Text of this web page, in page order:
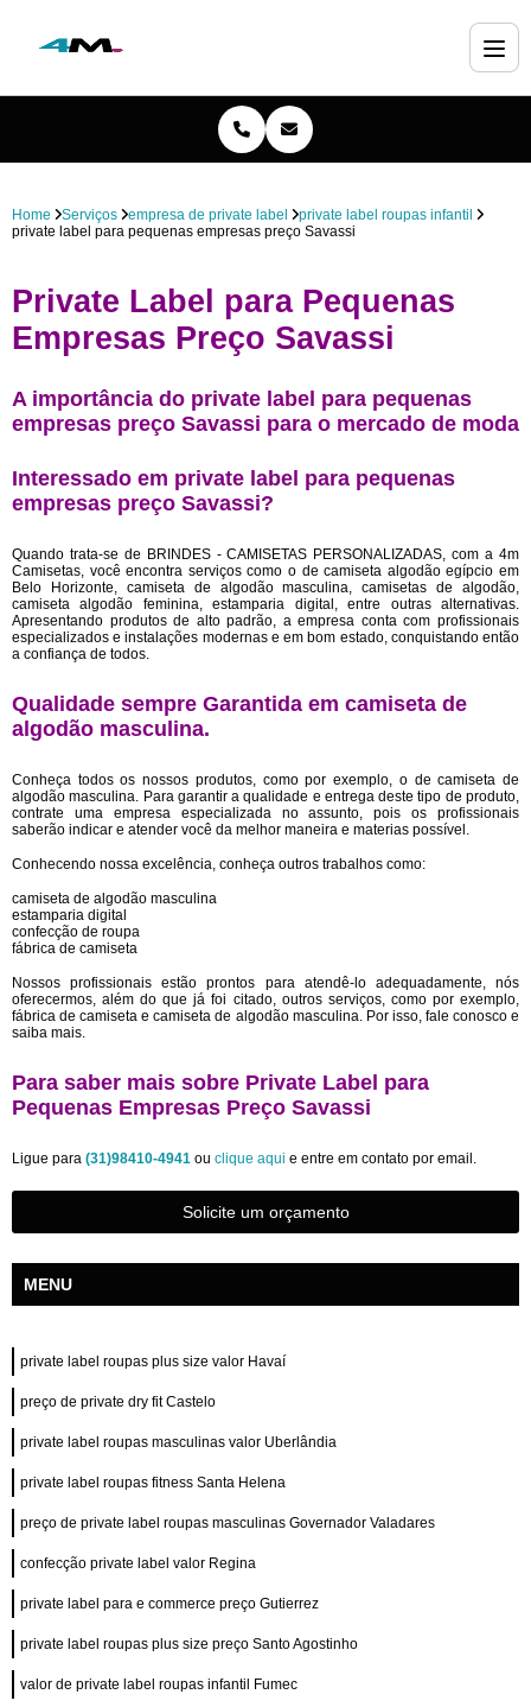
Home Serviços empresa de private label
private label roupas infantil
private label para pequenas empresas preço Savassi
Private Label para Pequenas
Empresas Preço Savassi
A importância do private label para pequenas
empresas preço Savassi para o mercado de moda
Interessado em private label para pequenas
empresas preço Savassi?
Quando trata-se de BRINDES - CAMISETAS PERSONALIZADAS, com a 4m
Camisetas, você encontra serviços como o de camiseta algodão egípcio em
Belo Horizonte, camiseta de algodão masculina, camisetas de algodão,
camiseta algodão feminina, estamparia digital, entre outras alternativas.
Apresentando produtos de alto padrão, a empresa conta com profissionais
especializados e instalações modernas e em bom estado, conquistando então
a confiança de todos.
Qualidade sempre Garantida em camiseta de
algodão masculina.
Conheça todos os nossos produtos, como por exemplo, o de camiseta de
algodão masculina. Para garantir a qualidade e entrega deste tipo de produto,
contrate uma empresa especializada no assunto, pois os profissionais
saberão indicar e atender você da melhor maneira e materias possível.
Conhecendo nossa excelência, conheça outros trabalhos como:
camiseta de algodão masculina
estamparia digital
confecção de roupa
fábrica de camiseta
Nossos profissionais estão prontos para atendê-lo adequadamente, nós
oferecermos, além do que já foi citado, outros serviços, como por exemplo,
fábrica de camiseta e camiseta de algodão masculina. Por isso, fale conosco e
saiba mais.
Para saber mais sobre Private Label para
Pequenas Empresas Preço Savassi
Ligue para (31)98410-4941 ou clique aqui e entre em contato por email.
Solicite um orçamento
MENU
private label roupas plus size valor Havaí
preço de private dry fit Castelo
private label roupas masculinas valor Uberlândia
private label roupas fitness Santa Helena
preço de private label roupas masculinas Governador Valadares
confecção private label valor Regina
private label para e commerce preço Gutierrez
private label roupas plus size preço Santo Agostinho
valor de private label roupas infantil Fumec